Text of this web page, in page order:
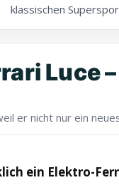
klassischen
Luce
er nicht nur ein
ein Elektro-